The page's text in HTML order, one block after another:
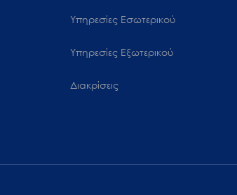
Υπηρεσίες Εσωτερικού
Υπηρεσίες Εξωτερικού
Διακρίσεις